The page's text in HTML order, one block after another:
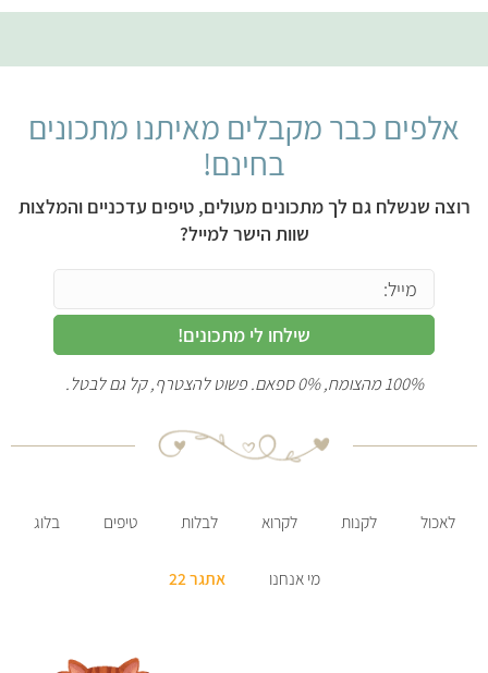
אלפים כבר מקבלים מאיתנו מתכונים
בחינם!
רוצה שנשלח גם לך מתכונים מעולים, טיפים עדכניים והמלצות
שוות הישר למייל?
שילחו לי מתכונים!
100% מהצומח, 0% ספאם. פשוט להצטרף, קל גם לבטל.
לאכול לקנות לקרוא לבלות טיפים בלוג
מי אנחנו אתגר 22